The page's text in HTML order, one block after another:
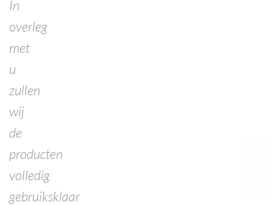
In
overleg
met
u
zullen
wij
de
producten
volledig
gebruiksklaar